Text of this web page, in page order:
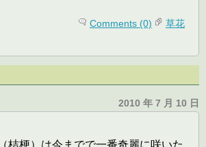
Comments (0) 草花
2010 年 7 月 10 日
桔梗）は今までで一番奇麗に咲いた